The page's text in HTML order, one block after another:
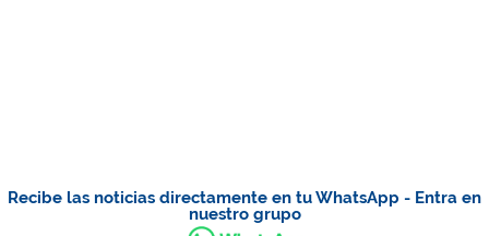
Recibe las noticias directamente en tu WhatsApp - Entra en
nuestro grupo